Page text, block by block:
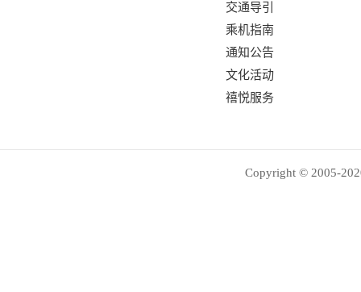
交通导引
乘机指南
通知公告
文化活动
禧悦服务
Copyright © 2005-